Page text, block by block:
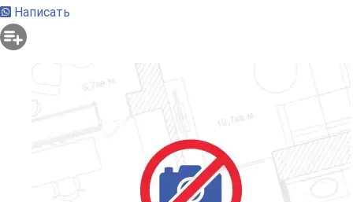
Написать